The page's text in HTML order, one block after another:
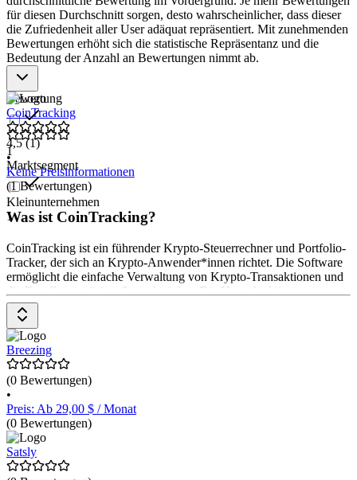
Automatisierte Verarbeitung von Krypto-Transaktionen
und -Datenimporten
Integration mit Wallets, Börsen und Blockchain-Diensten
Funktionen für Steuerberechnung und gesetzeskonforme
und Fiat-Geld
Benutzerfreundliche Dashboards und Berichte für
umfassende Analysen
für diesen Durchschnitt sorgen, desto wahrscheinlicher, dass dieser
die Zufriedenheit aller User adäquat repräsentiert. Mit zunehmenden
Bewertungen erhöht sich die statistische Repräsentanz und die
Bedeutung der Anzahl an Bewertungen nimmt ab.
Bewertung
1
Marktsegment
Kleinunternehmen
1
CoinTracking
4,5(1)
•
Keine Preisinformationen
(1 Bewertungen)
Was ist CoinTracking?
CoinTracking ist ein führender Krypto-Steuerrechner und Portfolio-
Tracker, der sich an Krypto-Anwender*innen richtet. Die Software
ermöglicht die einfache Verwaltung von Krypto-Transaktionen und
die Erstellung präziser Steuerberichte. Die Hauptfunktionen
umfassen über 300 Importmöglichkeiten, Portfolio-Tracking mit
mehr als 25 benutzerdefinierten Berichten und einen zuverlässigen
Steuerbericht. Das Preismodell bietet sowohl einen kostenlosen Plan
mit eingeschränkten Funktionen als auch einen PRO
Breezing
(0 Bewertungen)
•
Preis: Ab 29,00 $ / Monat
(0 Bewertungen)
Satsly